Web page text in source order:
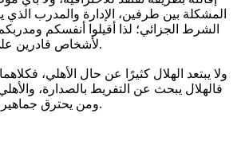
المشكلة بين طرفين، الإدارة والمدرب
الشرط الجزائي؛ لذا أقيلوا أنفسكم
لأشخاص قادرين على الحفاظ على سمعته.
ولا يبتعد الهلال كثيرًا عن حال الأهلي،
فالهلال يبحث عن التفريط بالصدارة،
ومن يحترق جماهير لا ترضى إلا برقم واحد.